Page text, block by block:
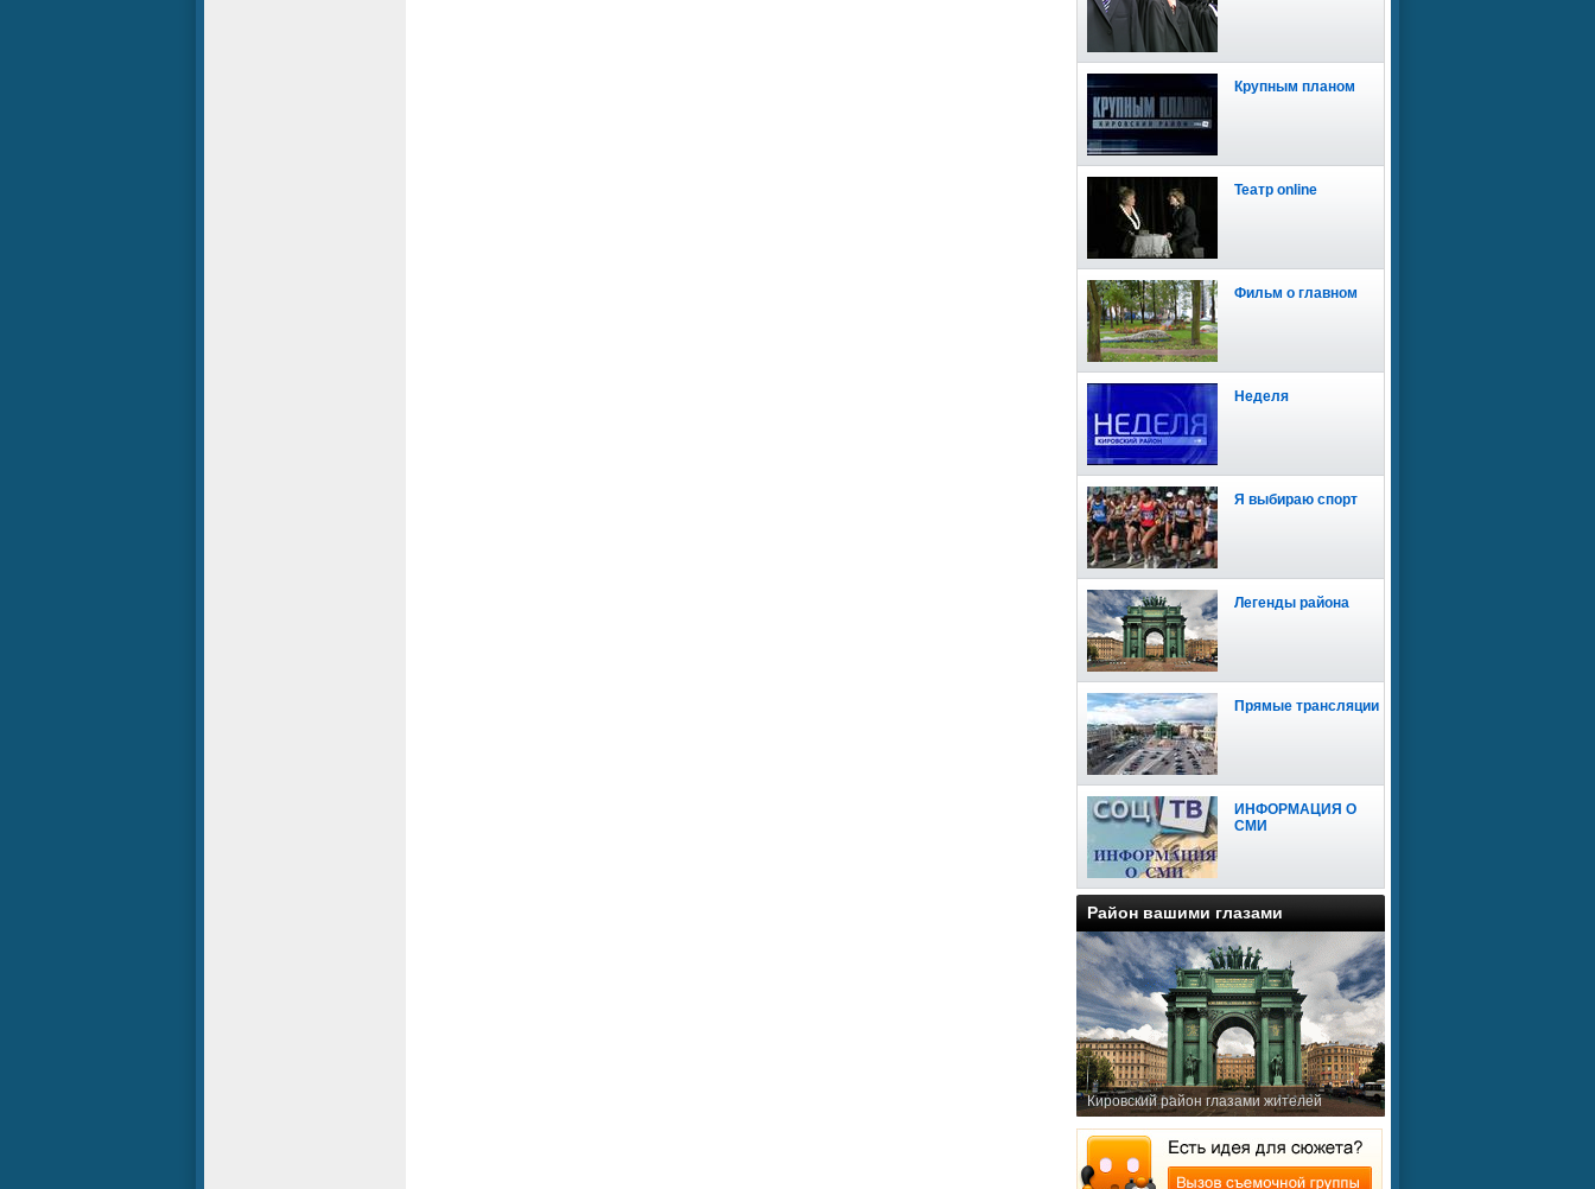
Крупным планом
Театр online
Фильм о главном
Неделя
Я выбираю спорт
Легенды района
Прямые трансляции
ИНФОРМАЦИЯ О
СМИ
Район вашими глазами
Кировский район глазами жителей
Сайт доступен для
мобильных устройств